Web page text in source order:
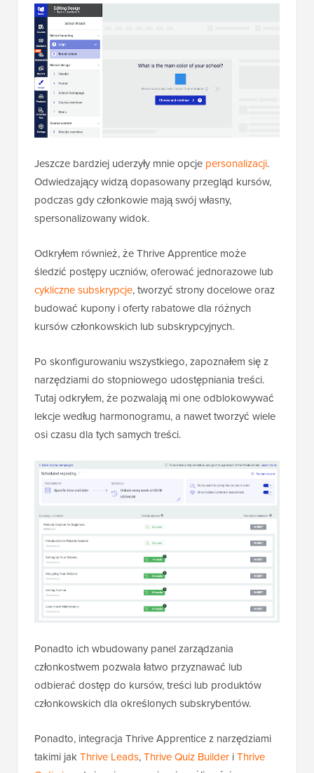
Jeszcze bardziej uderzyły mnie opcje personalizacji.
Odwiedzający widzą dopasowany przegląd kursów,
podczas gdy członkowie mają swój własny,
spersonalizowany widok.
Odkryłem również, że Thrive Apprentice może
śledzić postępy uczniów, oferować jednorazowe lub
cykliczne subskrypcje, tworzyć strony docelowe oraz
budować kupony i oferty rabatowe dla różnych
kursów członkowskich lub subskrypcyjnych.
Po skonfigurowaniu wszystkiego, zapoznałem się z
narzędziami do stopniowego udostępniania treści.
Tutaj odkryłem, że pozwalają mi one odblokowywać
lekcje według harmonogramu, a nawet tworzyć wiele
osi czasu dla tych samych treści.
Ponadto ich wbudowany panel zarządzania
członkostwem pozwala łatwo przyznawać lub
odbierać dostęp do kursów, treści lub produktów
członkowskich dla określonych subskrybentów.
Ponadto, integracja Thrive Apprentice z narzędziami
takimi jakThrive Leads,Thrive Quiz Builder iThrive